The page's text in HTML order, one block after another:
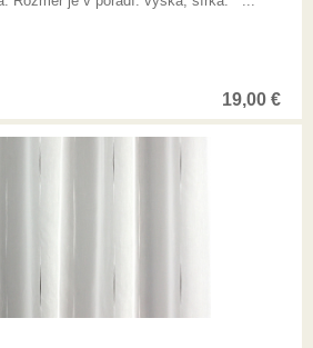
19,00 €